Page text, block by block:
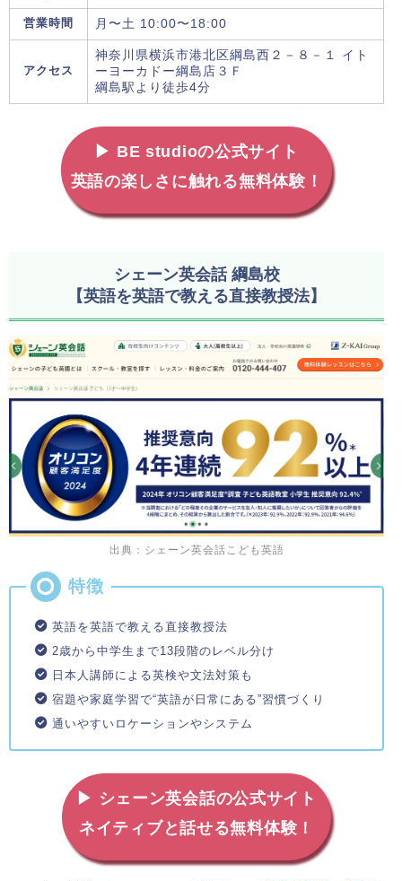
営業時間 月〜土 10:00〜18:00
アクセス
神奈川県横浜市港北区綱島西２－８－１ イト
ーヨーカドー綱島店３Ｆ
綱島駅より徒歩4分
▶ BE studioの公式サイト
英語の楽しさに触れる無料体験！
シェーン英会話 綱島校
【英語を英語で教える直接教授法】
出典：シェーン英会話こども英語
英語を英語で教える直接教授法
2歳から中学生まで13段階のレベル分け
日本人講師による英検や文法対策も
宿題や家庭学習で“英語が日常にある”習慣づくり
通いやすいロケーションやシステム
▶ シェーン英会話の公式サイト
ネイティブと話せる無料体験！